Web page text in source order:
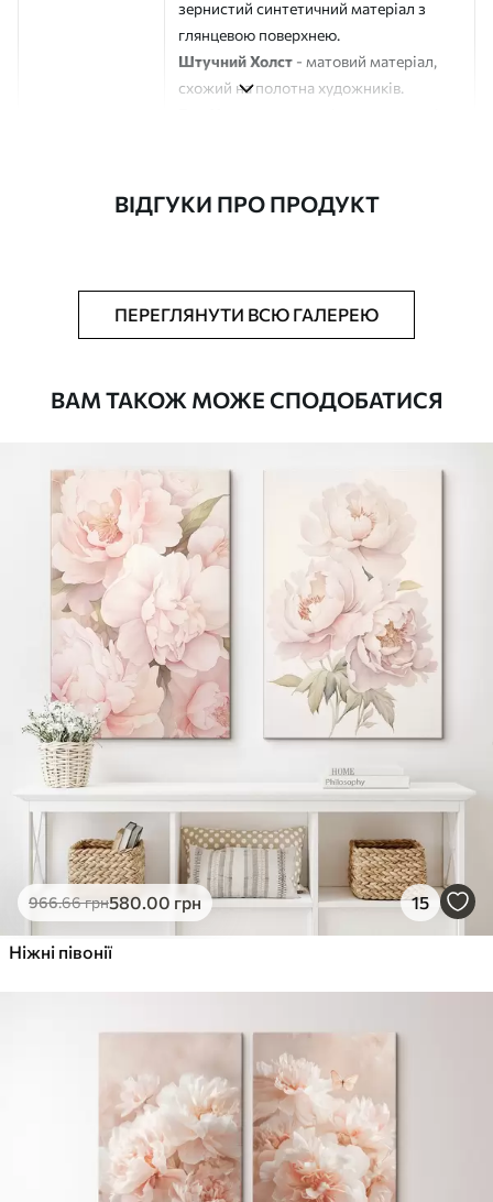
зернистий синтетичний матеріал з
глянцевою поверхнею.
Штучний Холст - матовий матеріал,
схожий на полотна художників.
Додатково Можна додати лакове покриття.
✓Яскраві, насичені кольори
✓Стійкість до вицвітання
Безпечне чорнило без запаху
✗Поверхня з текстурою полотна
✗Екологічний матеріал
Преміум
Від726 .00 грн
✓Яскраві, насичені кольори
✓Стійкість до вицвітання
✓Безпечне чорнило без запаху
✓Поверхня з текстурою полотна
✗ Екологічний матеріал
Еко-Преміум
.00 грн
✓Яскраві, насичені кольори
Поверхня з текстурою полотна
ВІДГУКИ ПРО ПРОДУКТ
ПЕРЕГЛЯНУТИ ВСЮ ГАЛЕРЕЮ
ВАМ ТАКОЖ МОЖЕ СПОДОБАТИСЯ
966.66грн580.00 грн 15
Ніжні півонії